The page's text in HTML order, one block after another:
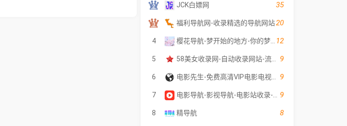
JCK白嫖网 35
福利导航网-收录精选的导航网站20
4 12
5 9
6 9
7 9
8 精导航 8